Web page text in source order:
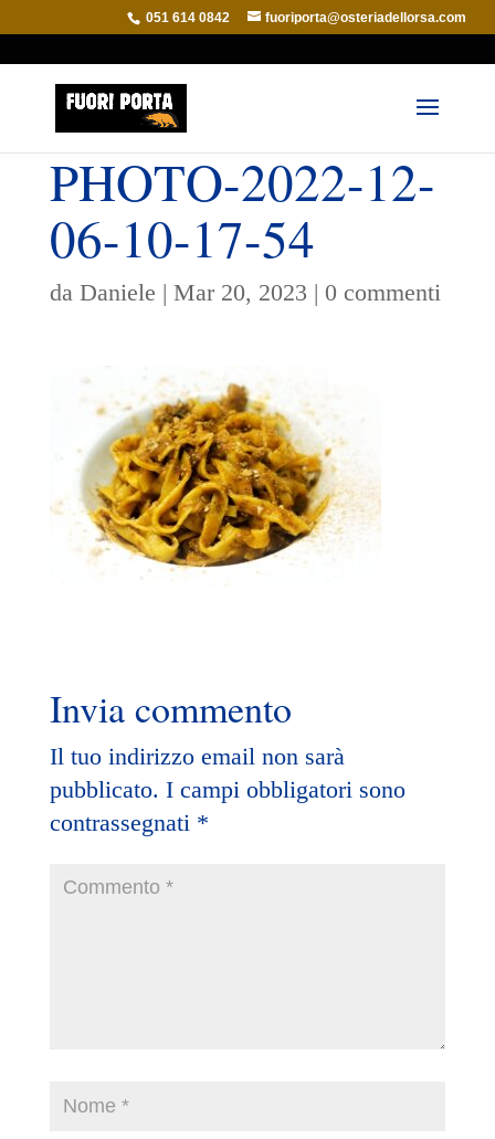
051 614 0842 fuoriporta@osteriadellorsa.com
PHOTO-2022-12-
06-10-17-54
da Daniele | Mar 20, 2023 | 0 commenti
Invia commento
Il tuo indirizzo email non sarà
pubblicato. I campi obbligatori sono
contrassegnati *